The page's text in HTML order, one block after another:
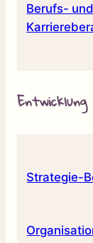
Berufs- und
Entwicklung
Strategie-